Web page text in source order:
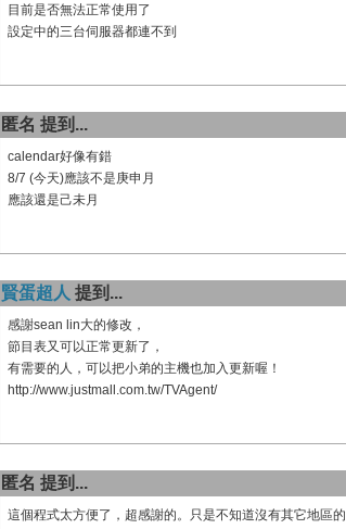
目前是否無法正常使用了
設定中的三台伺服器都連不到
匿名 提到...
calendar好像有錯
8/7 (今天)應該不是庚申月
應該還是己未月
賢蛋超人 提到...
感謝sean lin大的修改，
節目表又可以正常更新了，
有需要的人，可以把小弟的主機也加入更新喔！
http://www.justmall.com.tw/TVAgent/
匿名 提到...
這個程式太方便了，超感謝的。只是不知道沒有其它地區的